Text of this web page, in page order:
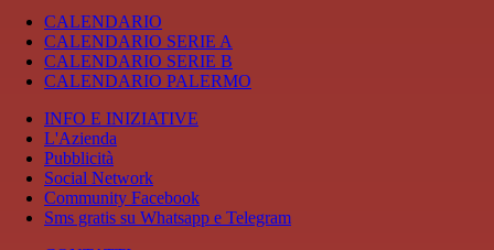
CALENDARIO
CALENDARIO SERIE A
CALENDARIO SERIE B
CALENDARIO PALERMO
INFO E INIZIATIVE
L'Azienda
Pubblicità
Social Network
Community Facebook
Sms gratis su Whatsapp e Telegram